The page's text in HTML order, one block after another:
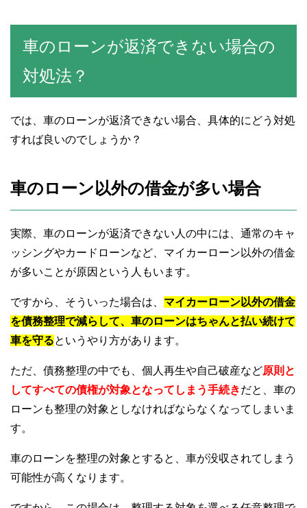
車のローンが返済できない場合の
対処法？
では、車のローンが返済できない場合、具体的にどう対処
すれば良いのでしょうか？
車のローン以外の借金が多い場合
実際、車のローンが返済できない人の中には、通常のキャ
ッシングやカードローンなど、マイカーローン以外の借金
が多いことが原因という人もいます。
ですから、そういった場合は、 マイカーローン以外の借金
を債務整理で減らして、車のローンはちゃんと払い続けて
車を守るというやり方があります。
ただ、債務整理の中でも、個人再生や自己破産など原則と
してすべての債権が対象となってしまう手続きだと、車の
ローンも整理の対象としなければならなくなってしまいま
す。
車のローンを整理の対象とすると、車が没収されてしまう
可能性が高くなります。